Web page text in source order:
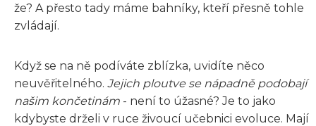
že? A přesto tady máme bahníky, kteří přesně tohle
zvládají.
Když se na ně podíváte zblízka, uvidíte něco
neuvěřitelného. Jejich ploutve se nápadně podobají
našim končetinám - není to úžasné? Je to jako
kdybyste drželi v ruce živoucí učebnici evoluce. Mají